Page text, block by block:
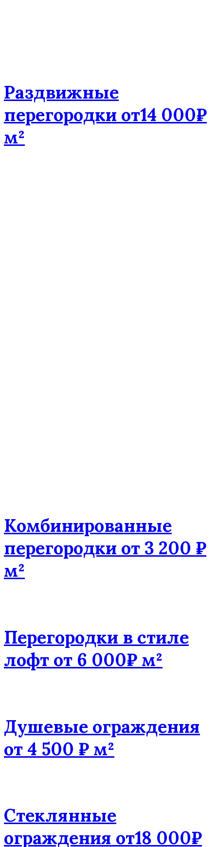
Раздвижные
перегородки от14 000₽
м²
Комбинированные
перегородки от 3 200 ₽
м²
Перегородки в стиле
лофт от 6 000₽ м²
Душевые ограждения
от 4 500 ₽ м²
Стеклянные
ограждения от18 000₽